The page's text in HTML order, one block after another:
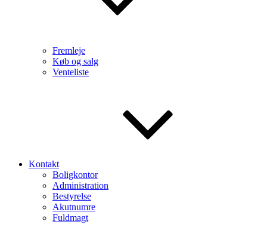
Fremleje
Køb og salg
Venteliste
Kontakt
Boligkontor
Administration
Bestyrelse
Akutnumre
Fuldmagt